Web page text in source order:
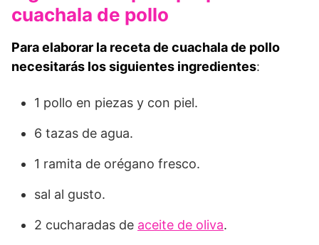
cuachala de pollo
Para elaborar la receta de cuachala de pollo
necesitarás los siguientes ingredientes:
1 pollo en piezas y con piel.
6 tazas de agua.
1 ramita de orégano fresco.
sal al gusto.
2 cucharadas de aceite de oliva.